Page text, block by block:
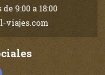
9:00 a 18:00
viajes.com